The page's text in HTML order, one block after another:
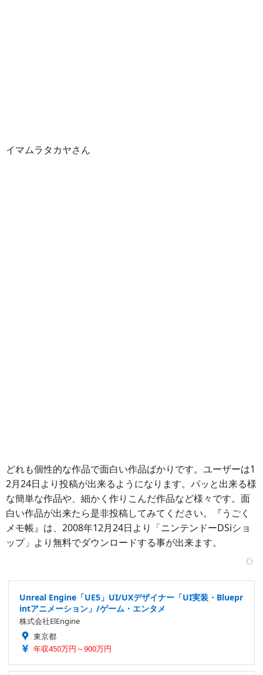
イマムラタカヤさん
どれも個性的な作品で面白い作品ばかりです。ユーザーは1
2月24日より投稿が出来るようになります。パッと出来る様
な簡単な作品や、細かく作りこんだ作品など様々です。面
白い作品が出来たら是非投稿してみてください。『うごく
メモ帳』は、2008年12月24日より「ニンテンドーDSiショ
ップ」より無料でダウンロードする事が出来ます。
《》
Unreal Engine「UE5」UI/UXデザイナー「UI実装・Bluepr
intアニメーション」/ゲーム・エンタメ
株式会社ElEngine
東京都
年収450万円～900万円